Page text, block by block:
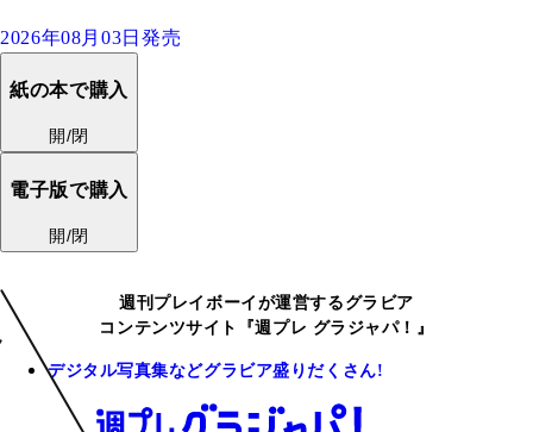
2026年08月03日発売
紙の本で購入
開/閉
電子版で購入
開/閉
週刊プレイボーイが運営するグラビア
コンテンツサイト『週プレ グラジャパ！』
デジタル写真集などグラビア盛りだくさん!